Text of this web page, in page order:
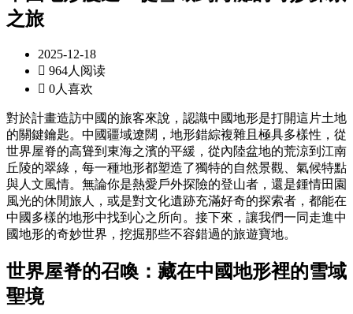
之旅
2025-12-18
 964人阅读
 0人喜欢
對於計畫造訪中國的旅客來說，認識中國地形是打開這片土地
的關鍵鑰匙。中國疆域遼闊，地形錯綜複雜且極具多樣性，從
世界屋脊的高聳到東海之濱的平緩，從內陸盆地的荒涼到江南
丘陵的翠綠，每一種地形都塑造了獨特的自然景觀、氣候特點
與人文風情。無論你是熱愛戶外探險的登山者，還是鍾情田園
風光的休閒旅人，或是對文化遺跡充滿好奇的探索者，都能在
中國多樣的地形中找到心之所向。接下來，讓我們一同走進中
國地形的奇妙世界，挖掘那些不容錯過的旅遊寶地。
世界屋脊的召喚：藏在中國地形裡的雪域
聖境